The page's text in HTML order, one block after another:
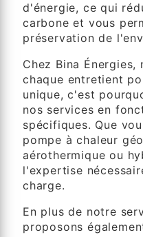
d'énergie, ce qui
carbone et vous
préservation de
Chez Bina Énergies,
chaque entretient
unique, c'est
nos services en
spécifiques. Que
pompe à chaleur
aérothermique ou
l'expertise
charge.
En plus de notre
proposons